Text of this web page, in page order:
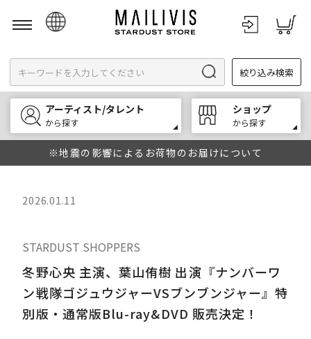
English
한국어
中文
絞り込み検索
アーティスト/タレント
から探す
ショップ
から探す
※地震の影響によるお荷物のお届けについて
2026.01.11
STARDUST SHOPPERS
冬野心央 主演、葉山侑樹 出演『ナンバーワ
ン戦隊ゴジュウジャーVSブンブンジャー』特
別版・通常版Blu-ray&DVD 販売決定！